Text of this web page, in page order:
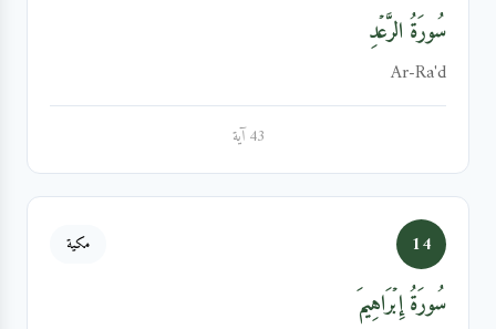
سُورَةُ الرَّعۡدِ
Ar-Ra'd
43 آية
14 مكية
سُورَةُ إِبۡرَاهِيمَ